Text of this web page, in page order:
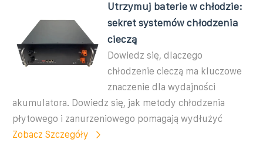
Utrzymuj baterie w chłodzie:
sekret systemów chłodzenia
cieczą
Dowiedz się, dlaczego
chłodzenie cieczą ma kluczowe
znaczenie dla wydajności
akumulatora. Dowiedz się, jak metody chłodzenia
płytowego i zanurzeniowego pomagają wydłużyć
Zobacz Szczegóły